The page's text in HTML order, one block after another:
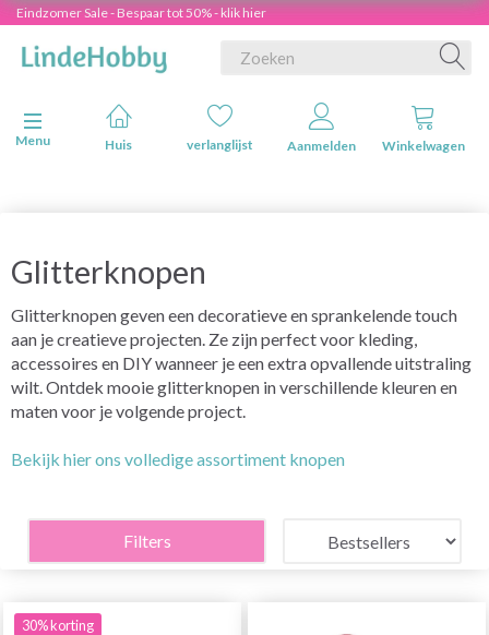
Eindzomer Sale - Bespaar tot 50% - klik hier
Navigatie in-/uitschakelen
Menu
Huis verlanglijst Aanmelden Winkelwagen
Glitterknopen
Glitterknopen geven een decoratieve en sprankelende touch
aan je creatieve projecten. Ze zijn perfect voor kleding,
accessoires en DIY wanneer je een extra opvallende uitstraling
wilt. Ontdek mooie glitterknopen in verschillende kleuren en
maten voor je volgende project.
Bekijk hier ons volledige assortiment knopen
Filters
30% korting